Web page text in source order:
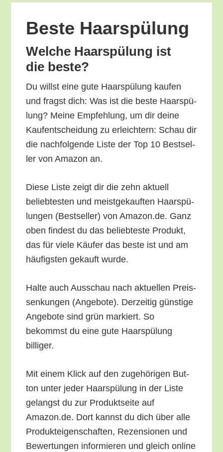
Bes­te Haarspülung
Wel­che Haar­spü­lung ist
die beste?
Du willst eine gute Haar­spü­lung kau­fen
und fragst dich: Was ist die bes­te Haar­spü­
lung? Mei­ne Emp­feh­lung, um dir dei­ne
Kauf­ent­schei­dung zu erleich­tern: Schau dir
die nach­fol­gen­de Lis­te der Top 10 Best­sel­
ler von Ama­zon an.
Die­se Lis­te zeigt dir die zehn aktu­ell
belieb­tes­ten und meist­ge­kauf­ten Haar­spü­
lun­gen (Best­sel­ler) von Amazon.de. Ganz
oben fin­dest du das belieb­tes­te Pro­dukt,
das für vie­le Käu­fer das bes­te ist und am
häu­figs­ten gekauft wurde.
Hal­te auch Aus­schau nach aktu­el­len Preis­
sen­kun­gen (Ange­bo­te). Der­zei­tig güns­ti­ge
Ange­bo­te sind grün mar­kiert. So
bekommst du eine gute Haar­spü­lung
billiger.
Mit einem Klick auf den zuge­hö­ri­gen But­
ton unter jeder Haar­spü­lung in der Lis­te
gelangst du zur Pro­dukt­sei­te auf
Amazon.de. Dort kannst du dich über alle
Pro­duk­tei­gen­schaf­ten, Rezen­sio­nen und
Bewer­tun­gen infor­mie­ren und gleich online